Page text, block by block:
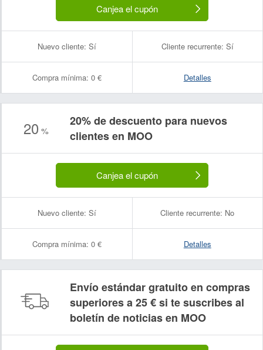
Canjea el cupón
Nuevo cliente: Sí Cliente recurrente: Sí
Compra mínima: 0 € Detalles
20 %
20% de descuento para nuevos
clientes en MOO
Canjea el cupón
Nuevo cliente: Sí Cliente recurrente: No
Compra mínima: 0 € Detalles
Envío estándar gratuito en compras
superiores a 25 € si te suscribes al
boletín de noticias en MOO